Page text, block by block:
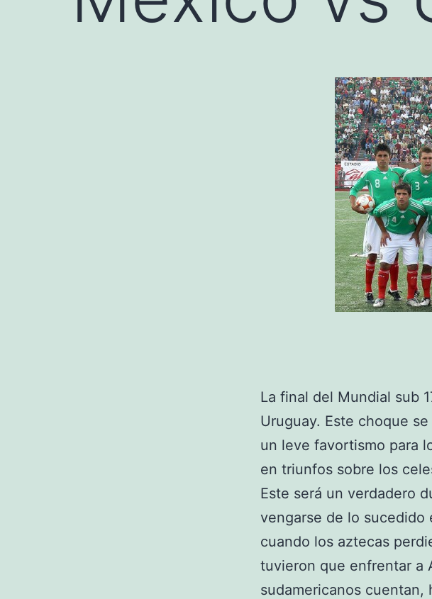
La final del Mundial sub
Uruguay. Este choque
un leve favortismo para
en triunfos sobre los
Este será un verdadero
vengarse de lo sucedido
cuando los aztecas
tuvieron que enfrentar a
sudamericanos cuentan,